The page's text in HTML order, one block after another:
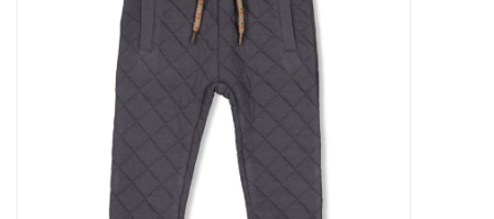
Schoenen en Tassen
Cadeaubonnen